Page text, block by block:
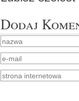
Dodaj